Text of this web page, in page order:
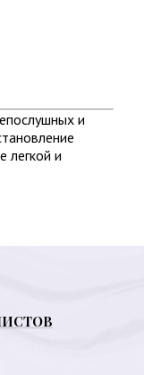
и
легкой и